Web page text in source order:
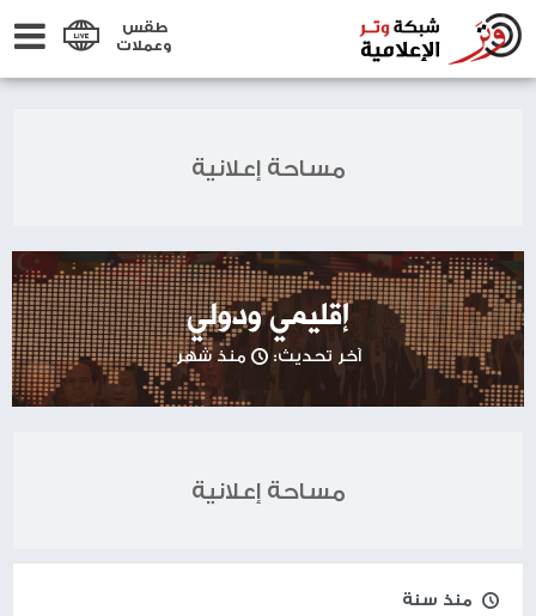
طقس
وعملات
مساحة إعلانية
إقليمي ودولي
آخر تحديث: منذ شهر
مساحة إعلانية
منذ سنة